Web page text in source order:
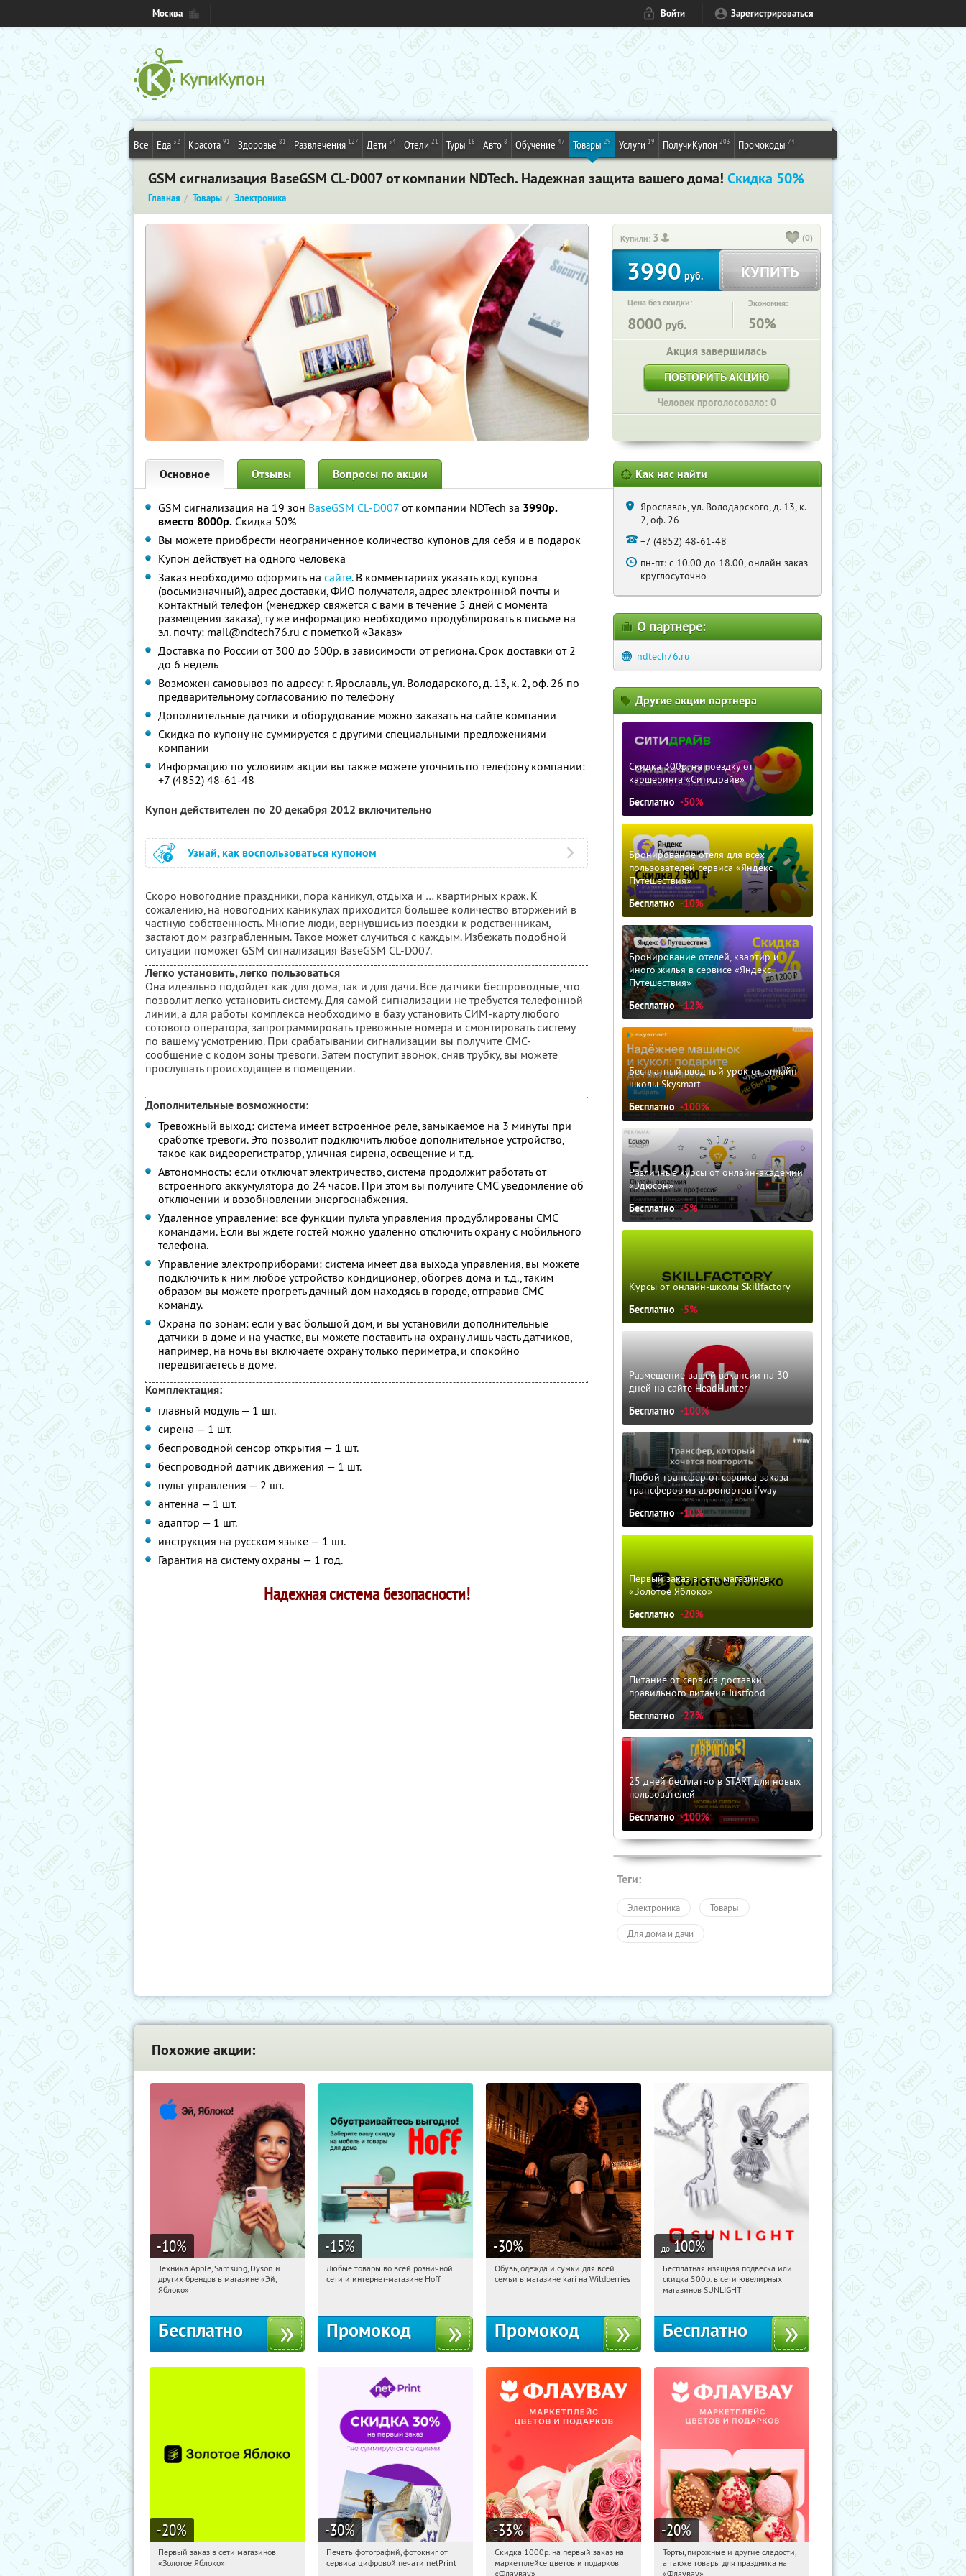
Москва Войти Зарегистрироваться
Все Еда 32 Красота 91 Здоровье 81 Развлечения 127 Дети 54 Отели 21 Туры 16 Авто 8 Обучение 47 Товары 29 Услуги 19 ПолучиКупон 203 Промокоды 74
GSM сигнализация BaseGSM CL-D007 от компании NDTech. Надежная защита вашего дома! Скидка 50%
Главная Товары Электроника
Купили: 3 (0)
3990руб. КУПИТЬ
Цена без скидки:
8000 руб.
Экономия:
50%
Акция завершилась
ПОВТОРИТЬ АКЦИЮ
Человек проголосовало: 0
Основное Отзывы Вопросы по акции
GSM сигнализация на 19 зон BaseGSM CL-D007 от компании NDTech за 3990р.
вместо 8000р. Скидка 50%
Вы можете приобрести неограниченное количество купонов для себя и в подарок
Купон действует на одного человека
Заказ необходимо оформить на сайте. В комментариях указать код купона
(восьмизначный), адрес доставки, ФИО получателя, адрес электронной почты и
контактный телефон (менеджер свяжется с вами в течение 5 дней с момента
размещения заказа), ту же информацию необходимо продублировать в письме на
эл. почту: mail@ndtech76.ru с пометкой «Заказ»
Доставка по России от 300 до 500р. в зависимости от региона. Срок доставки от 2
до 6 недель
Возможен самовывоз по адресу: г. Ярославль, ул. Володарского, д. 13, к. 2, оф. 26 по
предварительному согласованию по телефону
Дополнительные датчики и оборудование можно заказать на сайте компании
Скидка по купону не суммируется с другими специальными предложениями
компании
Информацию по условиям акции вы также можете уточнить по телефону компании:
+7 (4852) 48-61-48
Купон действителен по 20 декабря 2012 включительно
Узнай, как воспользоваться купоном
Скоро новогодние праздники, пора каникул, отдыха и … квартирных краж. К
сожалению, на новогодних каникулах приходится большее количество вторжений в
частную собственность. Многие люди, вернувшись из поездки к родственникам,
застают дом разграбленным. Такое может случиться с каждым. Избежать подобной
ситуации поможет GSM сигнализация BaseGSM CL-D007.
Легко установить, легко пользоваться
Она идеально подойдет как для дома, так и для дачи. Все датчики беспроводные, что
позволит легко установить систему. Для самой сигнализации не требуется телефонной
линии, а для работы комплекса необходимо в базу установить СИМ-карту любого
сотового оператора, запрограммировать тревожные номера и смонтировать систему
по вашему усмотрению. При срабатывании сигнализации вы получите СМС-
сообщение с кодом зоны тревоги. Затем поступит звонок, сняв трубку, вы можете
прослушать происходящее в помещении.
Дополнительные возможности:
Тревожный выход: система имеет встроенное реле, замыкаемое на 3 минуты при
сработке тревоги. Это позволит подключить любое дополнительное устройство,
такое как видеорегистратор, уличная сирена, освещение и т.д.
Автономность: если отключат электричество, система продолжит работать от
встроенного аккумулятора до 24 часов. При этом вы получите СМС уведомление об
отключении и возобновлении энергоснабжения.
Удаленное управление: все функции пульта управления продублированы СМС
командами. Если вы ждете гостей можно удаленно отключить охрану с мобильного
телефона.
Управление электроприборами: система имеет два выхода управления, вы можете
подключить к ним любое устройство кондиционер, обогрев дома и т.д., таким
образом вы можете прогреть дачный дом находясь в городе, отправив СМС
команду.
Охрана по зонам: если у вас большой дом, и вы установили дополнительные
датчики в доме и на участке, вы можете поставить на охрану лишь часть датчиков,
например, на ночь вы включаете охрану только периметра, и спокойно
передвигаетесь в доме.
Комплектация:
главный модуль — 1 шт.
сирена — 1 шт.
беспроводной сенсор открытия — 1 шт.
беспроводной датчик движения — 1 шт.
пульт управления — 2 шт.
антенна — 1 шт.
адаптор — 1 шт.
инструкция на русском языке — 1 шт.
Гарантия на систему охраны — 1 год.
Надежная система безопасности!
Как нас найти
Ярославль, ул. Володарского, д. 13, к.
2, оф. 26
+7 (4852) 48-61-48
пн-пт: с 10.00 до 18.00, онлайн заказ
круглосуточно
О партнере:
ndtech76.ru
Другие акции партнера
Скидка 300р. на поездку от
каршеринга «Ситидрайв»
Бесплатно -50%
Бронирование отеля для всех
пользователей сервиса «Яндекс
Путешествия»
Бесплатно -10%
Бронирование отелей, квартир и
иного жилья в сервисе «Яндекс
Путешествия»
Бесплатно -12%
Бесплатный вводный урок от онлайн-
школы Skysmart
Бесплатно -100%
Различные курсы от онлайн-академии
«Эдюсон»
Бесплатно -5%
Курсы от онлайн-школы Skillfactory
Бесплатно -5%
Размещение вашей вакансии на 30
дней на сайте HeadHunter
Бесплатно -100%
Любой трансфер от сервиса заказа
трансферов из аэропортов i'way
Бесплатно -10%
Первый заказ в сети магазинов
«Золотое Яблоко»
Бесплатно -20%
Питание от сервиса доставки
правильного питания Justfood
Бесплатно -27%
25 дней бесплатно в START для новых
пользователей
Бесплатно -100%
Теги:
Электроника Товары
Для дома и дачи
Похожие акции:
-10%
02:29:36
Получи первым!
Багратионовская
Техника Apple, Samsung, Dyson и
других брендов в магазине «Эй,
Яблоко»
Бесплатно
-15%
02:29:36 Получили:
Любые товары во всей розничной
сети и интернет-магазине Hoff
Промокод
-30%
02:29:36 Получили:
Обувь, одежда и сумки для всей
семьи в магазине kari на Wildberries
Промокод
до 100%
02:29:36 Получили:
Россия
Бесплатная изящная подвеска или
скидка 500р. в сети ювелирных
магазинов SUNLIGHT
Бесплатно
-20%
02:29:36
Получи первым!
Первый заказ в сети магазинов
«Золотое Яблоко»
-30%
02:29:36 Получили:
Печать фотографий, фотокниг от
сервиса цифровой печати netPrint
-33%
02:29:36 Получили:
Россия
Скидка 1000р. на первый заказ на
маркетплейсе цветов и подарков
«Флаувау»
-20%
02:29:36 Получили:
Россия
Торты, пирожные и другие сладости,
а также товары для праздника на
«Флаувау»